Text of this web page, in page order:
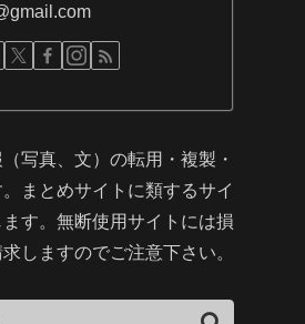
写真、文）の転用・複製・
まとめサイトに類するサイ
ます。無断使用サイトには損
しますのでご注意下さい。